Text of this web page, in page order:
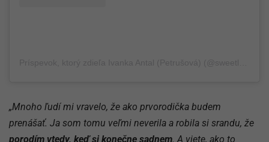
„Mnoho ľudí mi vravelo, že ako prvorodička budem
prenášať. Ja som tomu veľmi neverila a robila si srandu, že
porodím vtedy, keď si konečne sadnem. A viete, ako to